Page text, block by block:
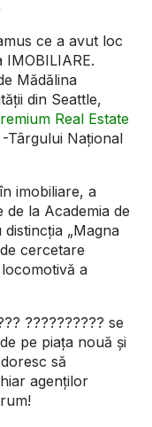
ce a avut loc
Mădălina
din Seattle,
Real Estate
-Târgului Național
imobiliare, a
la Academia de
„Magna
cercetare
a
?????????? se
pe piața nouă și
să
agenților